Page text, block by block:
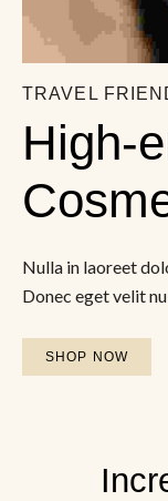
TRAVEL
High-
Nulla in laoreet
Donec eget velit
SHOP NOW